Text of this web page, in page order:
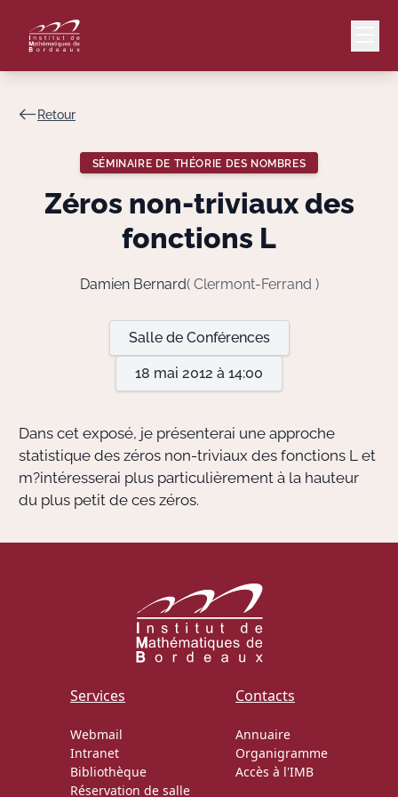
Lang
Actions
Retour
SÉMINAIRE DE THÉORIE DES NOMBRES
Zéros non-triviaux des
fonctions L
Damien Bernard( Clermont-Ferrand )
Salle de Conférences
18 mai 2012 à 14:00
Dans cet exposé, je présenterai une approche
statistique des zéros non-triviaux des fonctions L et
m?intéresserai plus particulièrement à la hauteur
du plus petit de ces zéros.
Services
Webmail
Intranet
Bibliothèque
Réservation de salle
Contacts
Annuaire
Organigramme
Accès à l'IMB